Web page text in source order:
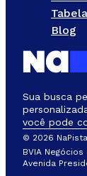
Blog
Sua busca
você pode
© 2026
BVIA Negócios
Avenida